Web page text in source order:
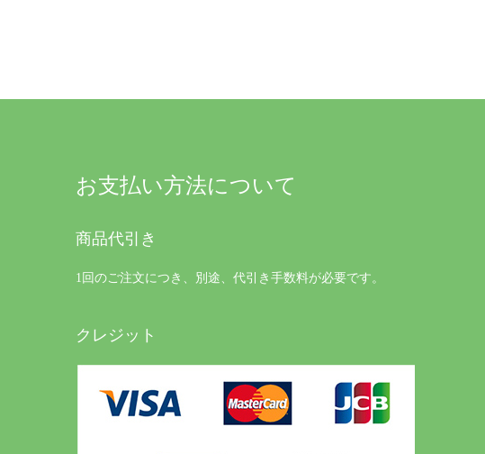
お支払い方法について
商品代引き
1回のご注文につき、別途、代引き手数料が必要です。
クレジット